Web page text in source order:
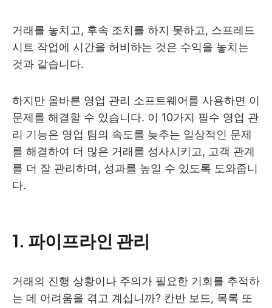
거래를 놓치고, 후속 조치를 하지 못하고, 스프레드
시트 작업에 시간을 허비하는 것은 수익을 놓치는
것과 같습니다.
하지만 올바른 영업 관리 소프트웨어를 사용하면 이
문제를 해결할 수 있습니다. 이 10가지 필수 영업 관
리 기능은 영업 팀의 속도를 늦추는 일상적인 문제
를 해결하여 더 많은 거래를 성사시키고, 고객 관계
를 더 잘 관리하며, 성과를 높일 수 있도록 도와줍니
다.
1. 파이프라인 관리
거래의 진행 상황이나 주의가 필요한 기회를 추적하
는 데 어려움을 겪고 계십니까? 칸반 보드, 목록 또